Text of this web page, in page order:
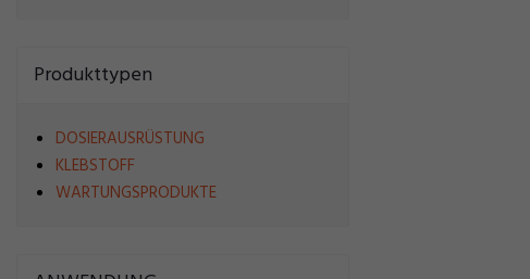
Produkttypen
DOSIERAUSRÜSTUNG
KLEBSTOFF
WARTUNGSPRODUKTE